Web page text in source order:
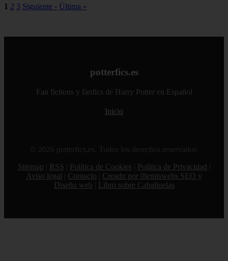
1 2 3 Siguiente › Última »
potterfics.es
Fan fictions y fanfics de Harry Potter en Español
Inicio
© 2026 potterfics.es. Todos los derechos reservados.
Sitemap
RSS Política de Cookies Política de Privacidad
Aviso legal
Contacto
Creado por 0lemiswebs SEO y
Diseño web
Libro sobre Cabañuelas